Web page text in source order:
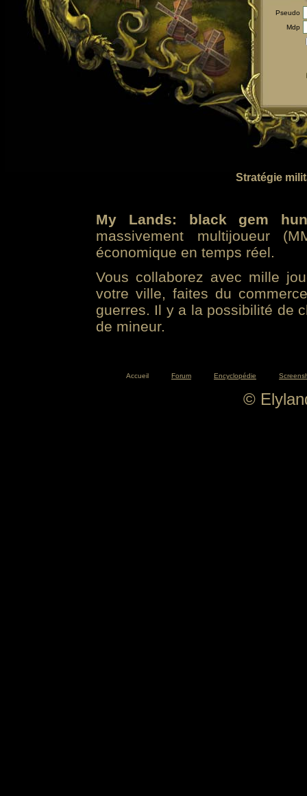
Pseudo
Mdp
Stratégie
My Lands: black gem
massivement multijoueur
économique en temps réel.
Vous collaborez avec mille
votre ville, faites du
guerres. Il y a la possibilité de
de mineur.
Accueil Forum Encyclopédie
©